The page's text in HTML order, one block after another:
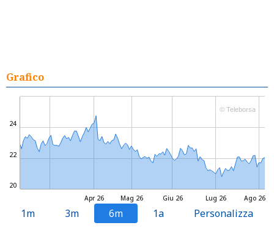
Grafico
Mag 26 Lug 26
Apr 26 Giu 26 Ago 26
20
22
24
© Teleborsa
1m 3m 6m 1a Personalizza